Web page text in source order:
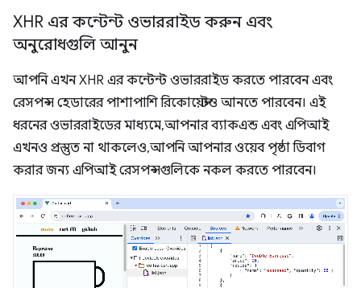
XHR এর কন্টেন্ট ওভাররাইড করুন এবং
অনুরোধগুলি আনুন
আপনি এখন XHR এর কন্টেন্ট ওভাররাইড করতে পারবেন এবং
রেসপন্স হেডারের পাশাপাশি রিকোয়েস্টও আনতে পারবেন। এই
ধরনের ওভাররাইডের মাধ্যমে, আপনার ব্যাকএন্ড এবং এপিআই
এখনও প্রস্তুত না থাকলেও, আপনি আপনার ওয়েব পৃষ্ঠা ডিবাগ
করার জন্য এপিআই রেসপন্সগুলিকে নকল করতে পারবেন।